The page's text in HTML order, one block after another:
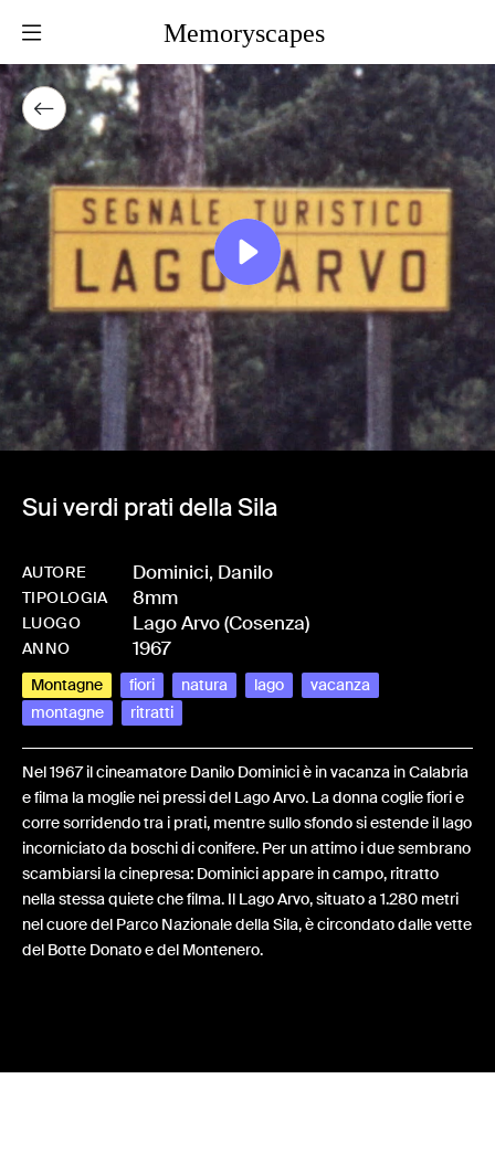
Memoryscapes
Sui verdi prati della Sila
AUTORE Dominici, Danilo
TIPOLOGIA 8mm
LUOGO Lago Arvo (Cosenza)
ANNO 1967
Montagne fiori natura lago
vacanza
montagne
ritratti
Nel 1967 il cineamatore Danilo Dominici è in vacanza in Calabria
e filma la moglie nei pressi del Lago Arvo. La donna coglie fiori e
corre sorridendo tra i prati, mentre sullo sfondo si estende il lago
incorniciato da boschi di conifere. Per un attimo i due sembrano
scambiarsi la cinepresa: Dominici appare in campo, ritratto
nella stessa quiete che filma. Il Lago Arvo, situato a 1.280 metri
nel cuore del Parco Nazionale della Sila, è circondato dalle vette
del Botte Donato e del Montenero.